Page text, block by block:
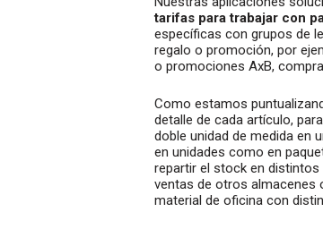
tarifas para trabajar con
específicas con grupos de
regalo o promoción, por
o promociones AxB,
Como estamos
detalle de cada artículo,
doble unidad de medida en
en unidades como en
repartir el stock en
ventas de otros almacenes
material de oficina con